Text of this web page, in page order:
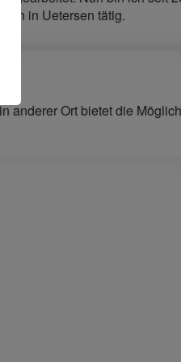
in Uetersen tätig.
anderer Ort bietet die